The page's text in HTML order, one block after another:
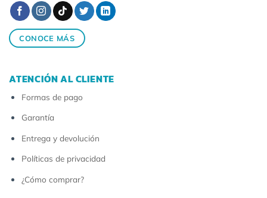
CONOCE MÁS
ATENCIÓN AL CLIENTE
Formas de pago
Garantía
Entrega y devolución
Políticas de privacidad
¿Cómo comprar?